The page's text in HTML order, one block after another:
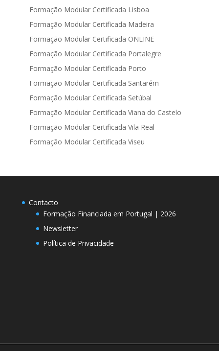
Formação Modular Certificada Lisboa
Formação Modular Certificada Madeira
Formação Modular Certificada ONLINE
Formação Modular Certificada Portalegre
Formação Modular Certificada Porto
Formação Modular Certificada Santarém
Formação Modular Certificada Setúbal
Formação Modular Certificada Viana do Castelo
Formação Modular Certificada Vila Real
Formação Modular Certificada Viseu
Contacto
Formação Financiada em Portugal | 2026
Newsletter
Política de Privacidade